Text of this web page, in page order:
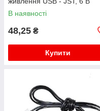
В наявності
48,25 ₴
Купити